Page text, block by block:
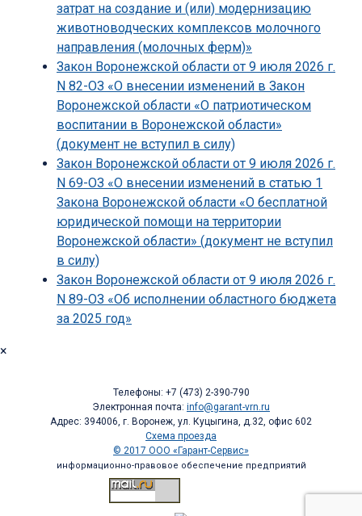
затрат на создание и (или) модернизацию
животноводческих комплексов молочного
направления (молочных ферм)»
Закон Воронежской области от 9 июля 2026 г.
N 82-ОЗ «О внесении изменений в Закон
Воронежской области «О патриотическом
воспитании в Воронежской области»
(документ не вступил в силу)
Закон Воронежской области от 9 июля 2026 г.
N 69-ОЗ «О внесении изменений в статью 1
Закона Воронежской области «О бесплатной
юридической помощи на территории
Воронежской области» (документ не вступил
в силу)
Закон Воронежской области от 9 июля 2026 г.
N 89-ОЗ «Об исполнении областного бюджета
за 2025 год»
×
Телефоны: +7 (473) 2-390-790
Электронная почта: info@garant-vrn.ru
Адрес: 394006, г. Воронеж, ул. Куцыгина, д.32, офис 602
Схема проезда
© 2017 ООО «Гарант-Сервис»
информационно-правовое обеспечение предприятий